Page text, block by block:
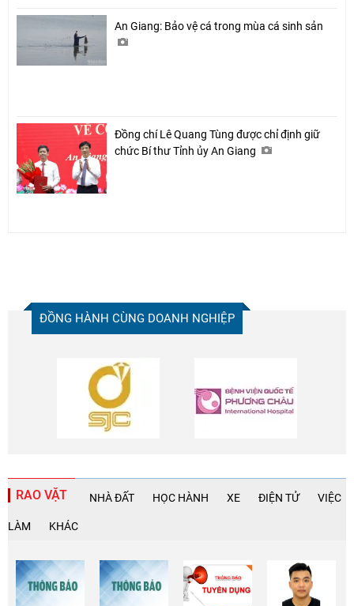
An Giang: Bảo vệ cá trong mùa cá sinh sản
Đồng chí Lê Quang Tùng được chỉ định giữ
chức Bí thư Tỉnh ủy An Giang
ĐỒNG HÀNH CÙNG DOANH NGHIỆP
RAO VẶT NHÀ ĐẤT HỌC HÀNH XE ĐIỆN TỬ VIỆC
LÀM KHÁC